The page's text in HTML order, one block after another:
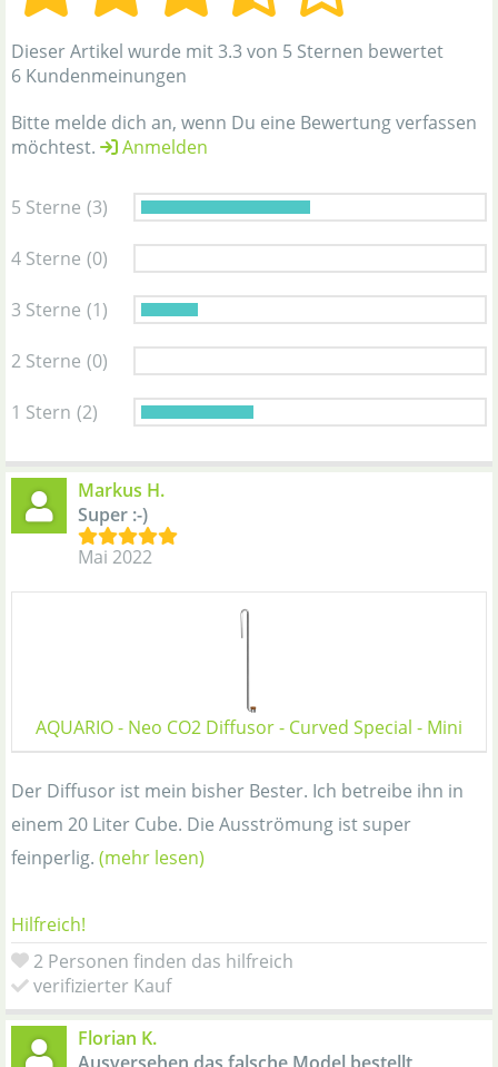
Dieser Artikel wurde mit 3.3 von 5 Sternen bewertet
6 Kundenmeinungen
Bitte melde dich an, wenn Du eine Bewertung verfassen
möchtest.
Anmelden
5 Sterne (3)
4 Sterne (0)
3 Sterne (1)
2 Sterne (0)
1 Stern (2)
Markus H.
Super :-)
Mai 2022
AQUARIO - Neo CO2 Diffusor - Curved Special - Mini
Der Diffusor ist mein bisher Bester. Ich betreibe ihn in
einem 20 Liter Cube. Die Ausströmung ist super
feinperlig. (mehr lesen)
Hilfreich!
2 Personen finden das hilfreich
verifizierter Kauf
Florian K.